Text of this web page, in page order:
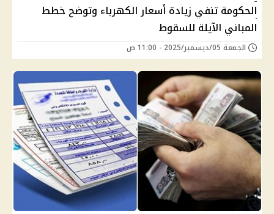
الحكومة تنفي زيادة أسعار الكهرباء وتوضح خطط
المباني الآيلة للسقوط
الجمعة 05/ديسمبر/2025 - 11:00 ص